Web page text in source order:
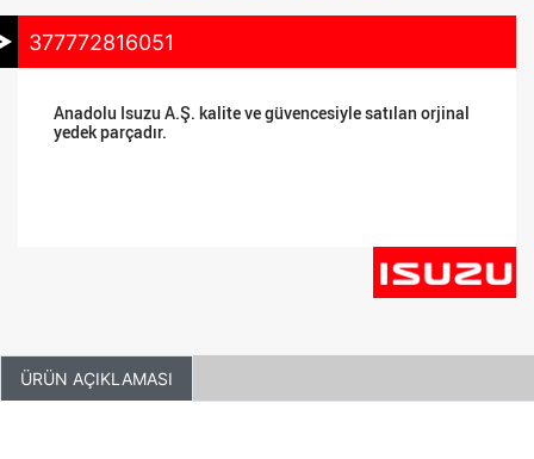
377772816051
Anadolu Isuzu A.Ş. kalite ve güvencesiyle satılan orjinal
yedek parçadır.
ÜRÜN AÇIKLAMASI